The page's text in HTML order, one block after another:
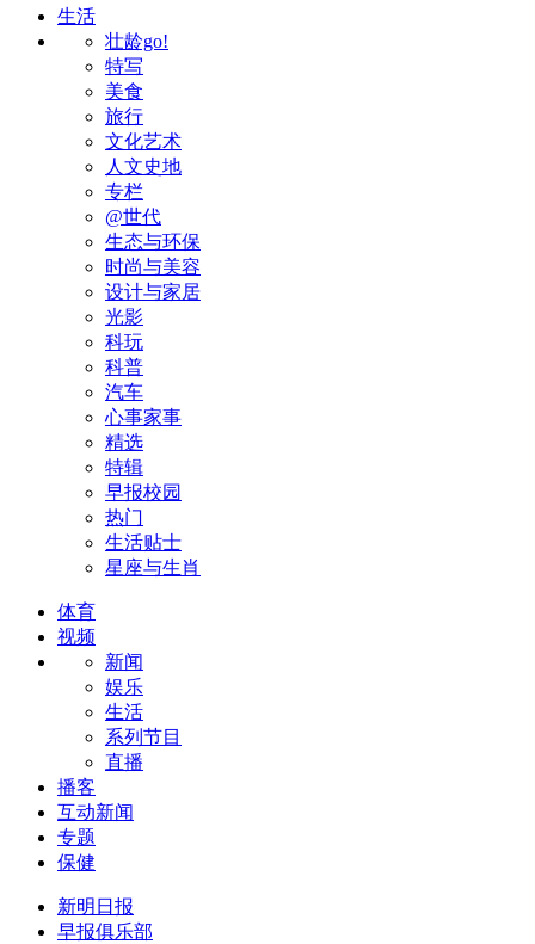
生活
壮龄go!
特写
美食
旅行
文化艺术
人文史地
专栏
@世代
生态与环保
时尚与美容
设计与家居
光影
科玩
科普
汽车
心事家事
精选
特辑
早报校园
热门
生活贴士
星座与生肖
体育
视频
新闻
娱乐
生活
系列节目
直播
播客
互动新闻
专题
保健
新明日报
早报俱乐部